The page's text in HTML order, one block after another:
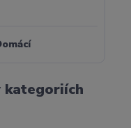
kategoriích